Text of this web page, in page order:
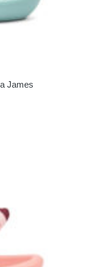
James